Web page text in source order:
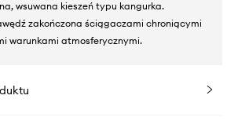
wsuwana kieszeń typu kangurka.
zakończona ściągaczami chroniącymi
warunkami atmosferycznymi.